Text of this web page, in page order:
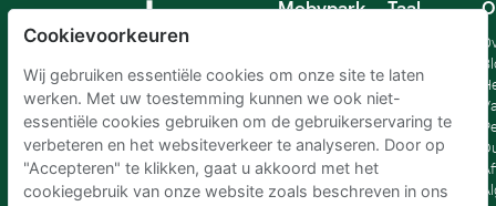
Mobypark
Taal
Spaans
Frankrijk
Italiaans
Nederlands
Cookievoorkeuren
Wij gebruiken essentiële cookies om onze site te laten
werken. Met uw toestemming kunnen we ook niet-
essentiële cookies gebruiken om de gebruikerservaring te
verbeteren en het websiteverkeer te analyseren. Door op
"Accepteren" te klikken, gaat u akkoord met het
cookiegebruik van onze website zoals beschreven in ons